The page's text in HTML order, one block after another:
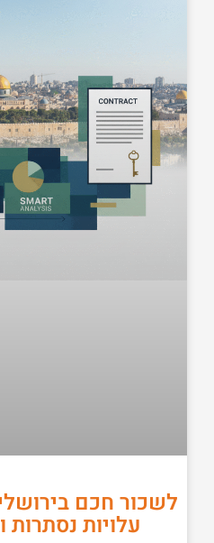
לשכור חכם
עלויות נסתרות